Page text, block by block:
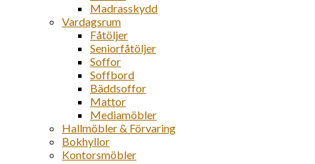
Madrasskydd
Vardagsrum
Fåtöljer
Seniorfåtöljer
Soffor
Soffbord
Bäddsoffor
Mattor
Mediamöbler
Hallmöbler & Förvaring
Bokhyllor
Kontorsmöbler